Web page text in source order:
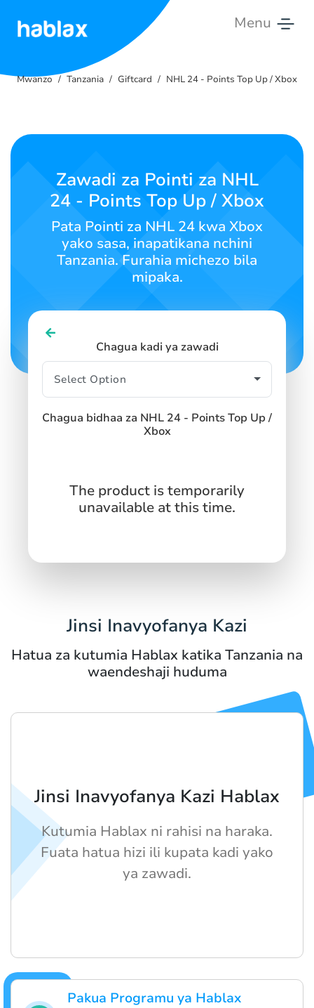
Menu
Gharama
Wasiliana
Kiswahili
Mwanzo Tanzania Giftcard NHL 24 - Points Top Up / Xbox
Zawadi za Pointi za NHL
24 - Points Top Up / Xbox
Pata Pointi za NHL 24 kwa Xbox
yako sasa, inapatikana nchini
Tanzania. Furahia michezo bila
mipaka.
Chagua kadi ya zawadi
Chagua bidhaa za NHL 24 - Points Top Up /
Xbox
The product is temporarily
unavailable at this time.
Jinsi Inavyofanya Kazi
Hatua za kutumia Hablax katika Tanzania na
waendeshaji huduma
Pakua Programu ya Hablax
Jinsi Inavyofanya Kazi Hablax
Kutumia Hablax ni rahisi na haraka.
Fuata hatua hizi ili kupata kadi yako
ya zawadi.